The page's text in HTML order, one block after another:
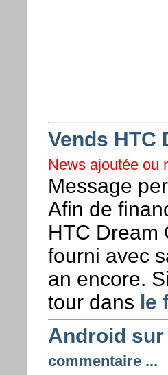
Vends HTC
News ajoutée ou
Message
Afin de
HTC Dream
fourni avec
an encore.
tour dans le
Android
commentaire ...